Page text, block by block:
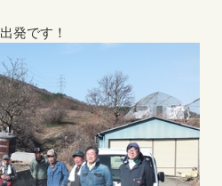
発です！